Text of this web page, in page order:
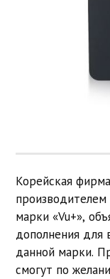
Корейская
марки «Vu+»,
дополнения для
данной марки.
смогут по